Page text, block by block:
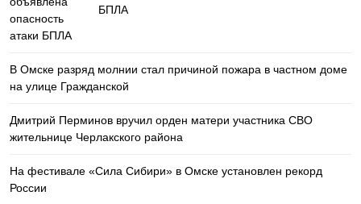
БПЛА
В Омске разряд молнии стал причиной пожара в частном доме
на улице Гражданской
Дмитрий Перминов вручил орден матери участника СВО
жительнице Черлакского района
На фестивале «Сила Сибири» в Омске установлен рекорд
России